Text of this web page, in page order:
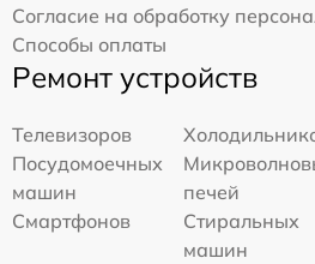
Согласие на обработку
Способы оплаты
Ремонт устройств
Телевизоров
Посудомоечных
машин
печей
Смартфонов
Стиральных
машин